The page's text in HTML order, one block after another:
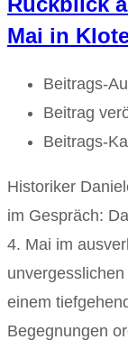
Mai in
Beitrags-
Beitrag
Beitrags-
Historiker
im Gespräch:
4. Mai im
einem
Begegnungen